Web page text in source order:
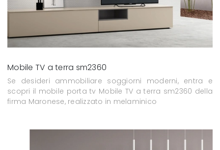
Mobile TV a terra sm2360
Se desideri ammobiliare soggiorni moderni, entra e
scopri il mobile porta tv Mobile TV a terra sm2360 della
firma Maronese, realizzato in melaminico